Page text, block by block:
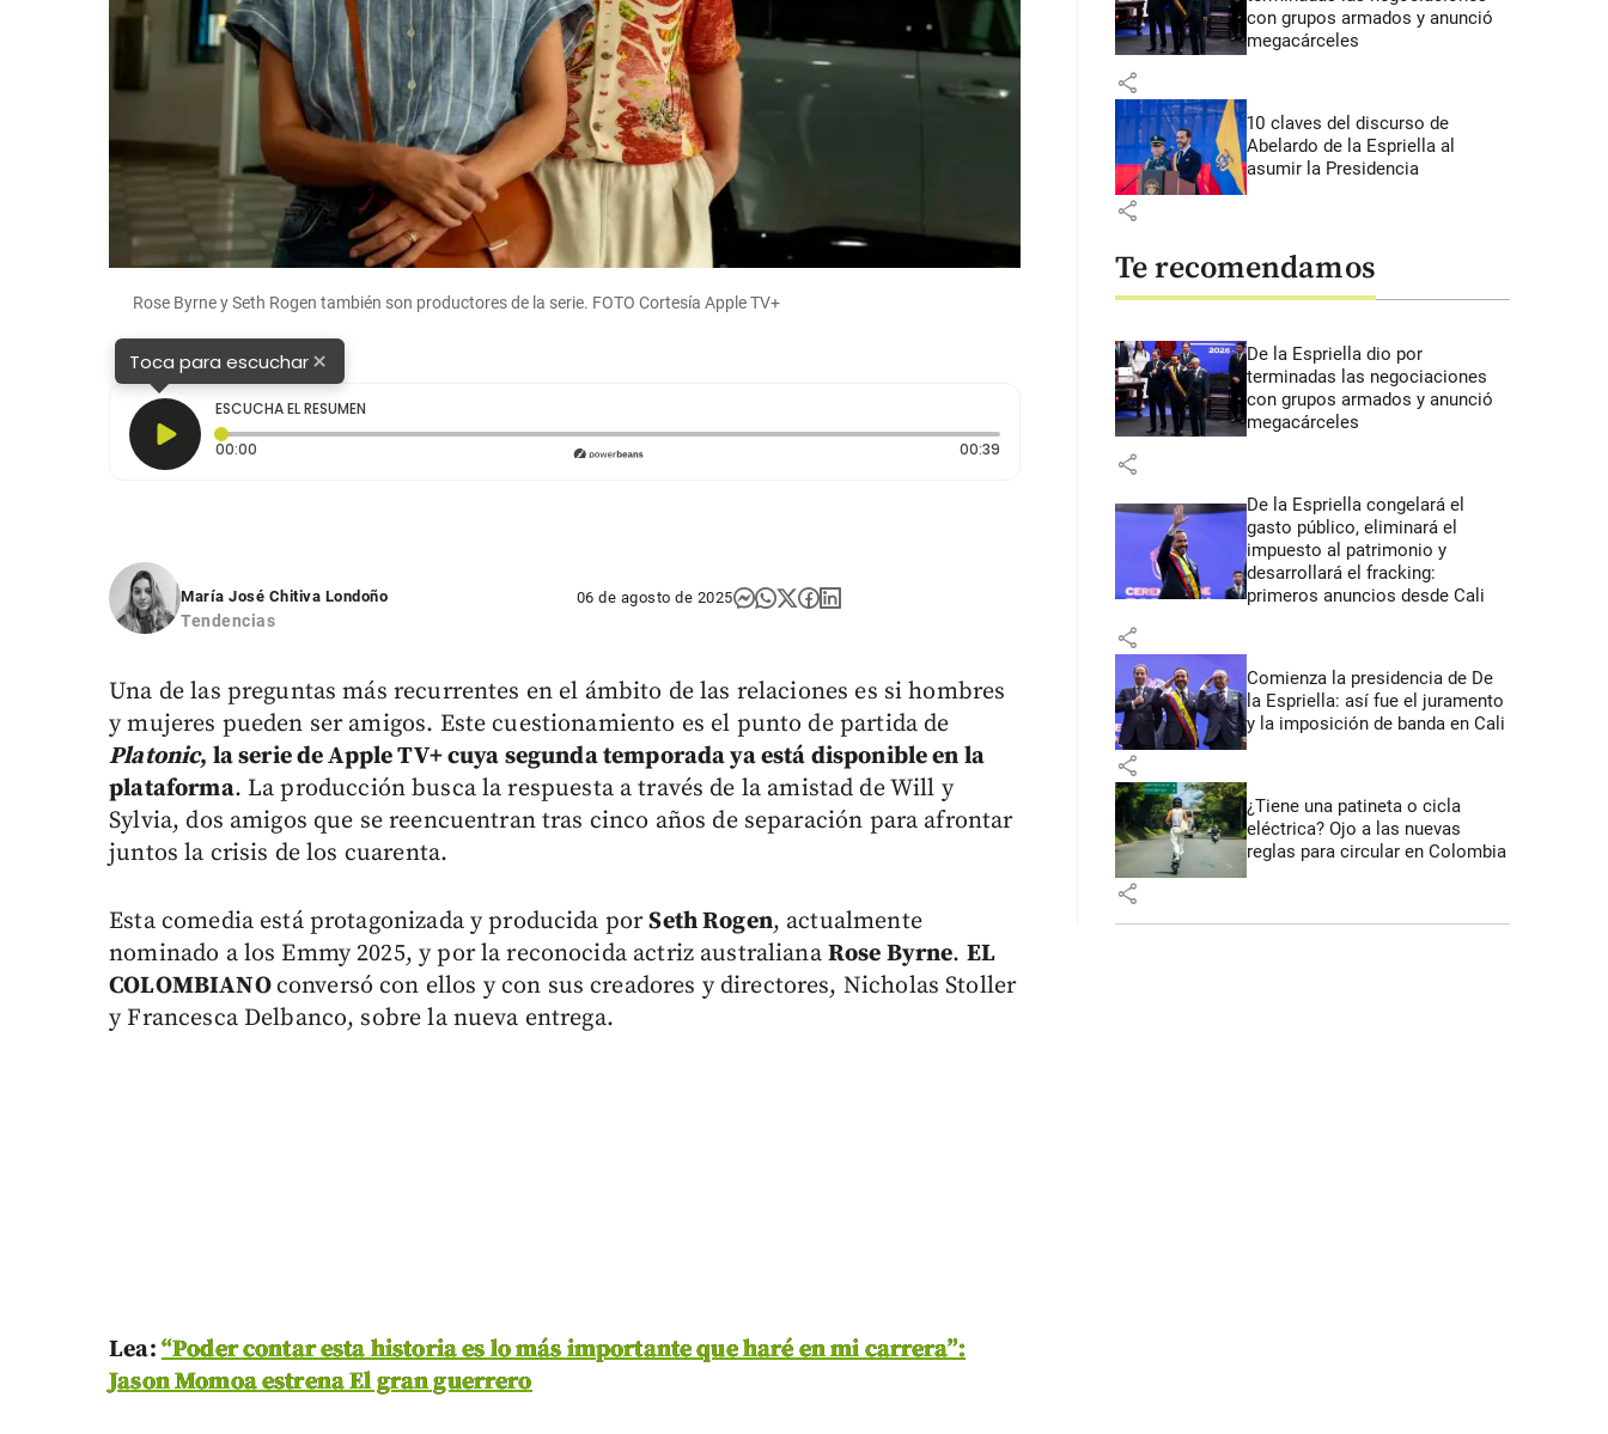
Rose Byrne y Seth Rogen también son productores de la serie. FOTO Cortesía Apple TV+
Toca para escuchar×
ESCUCHA EL RESUMEN
00:00
00:39Duración: 39 segundos
María José Chitiva Londoño
Tendencias
06 de agosto de 2025
Una de las preguntas más recurrentes en el ámbito de las relaciones es si hombres
y mujeres pueden ser amigos. Este cuestionamiento es el punto de partida de
Platonic, la serie de Apple TV+ cuya segunda temporada ya está disponible en la
plataforma. La producción busca la respuesta a través de la amistad de Will y
Sylvia, dos amigos que se reencuentran tras cinco años de separación para afrontar
juntos la crisis de los cuarenta.
Esta comedia está protagonizada y producida porSeth Rogen, actualmente
nominado a los Emmy 2025, y por la reconocida actriz australiana Rose Byrne. EL
COLOMBIANOconversó con ellos y con sus creadores y directores, Nicholas Stoller
y Francesca Delbanco, sobre la nueva entrega.
Lea:“Poder contar esta historia es lo más importante que haré en mi carrera”:
Jason Momoa estrena El gran guerrero
con grupos armados y anunció
megacárceles
share
10 claves del discurso de
Abelardo de la Espriella al
asumir la Presidencia
share
Te recomendamos
De la Espriella dio por
terminadas las negociaciones
con grupos armados y anunció
megacárceles
share
De la Espriella congelará el
gasto público, eliminará el
impuesto al patrimonio y
desarrollará el fracking:
primeros anuncios desde Cali
share
Comienza la presidencia de De
la Espriella: así fue el juramento
y la imposición de banda en Cali
share
¿Tiene una patineta o cicla
eléctrica? Ojo a las nuevas
reglas para circular en Colombia
share